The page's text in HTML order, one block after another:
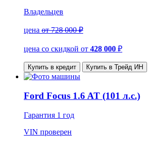
Владельцев
цена от 728 000 ₽
цена со скидкой от 428 000 ₽
Купить в кредит Купить в Трейд ИН
Ford Focus 1.6 AT (101 л.с.)
Гарантия 1 год
VIN проверен